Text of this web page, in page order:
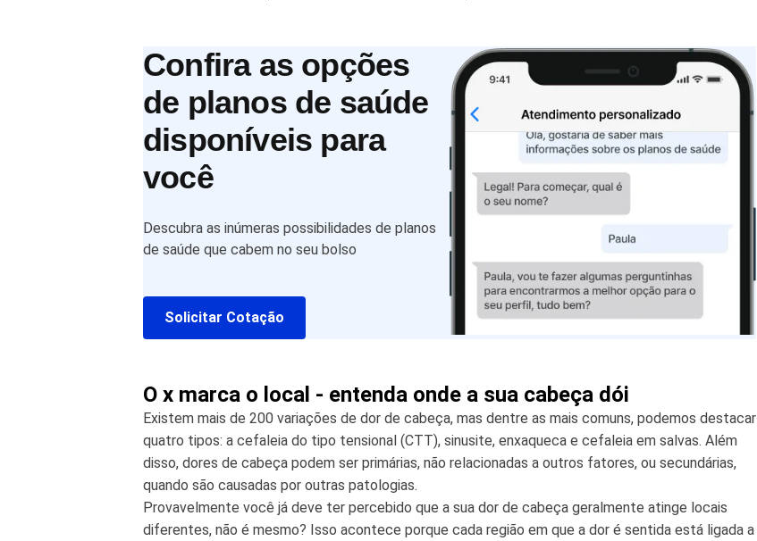
Confira as opções
de planos de saúde
disponíveis para
você
Descubra as inúmeras possibilidades de planos
de saúde que cabem no seu bolso
Solicitar Cotação
O x marca o local - entenda onde a sua cabeça dói
Existem mais de 200 variações de dor de cabeça, mas dentre as mais comuns, podemos destacar
quatro tipos: a cefaleia do tipo tensional (CTT), sinusite, enxaqueca e cefaleia em salvas. Além
disso, dores de cabeça podem ser primárias, não relacionadas a outros fatores, ou secundárias,
quando são causadas por outras patologias.
Provavelmente você já deve ter percebido que a sua dor de cabeça geralmente atinge locais
diferentes, não é mesmo? Isso acontece porque cada região em que a dor é sentida está ligada a